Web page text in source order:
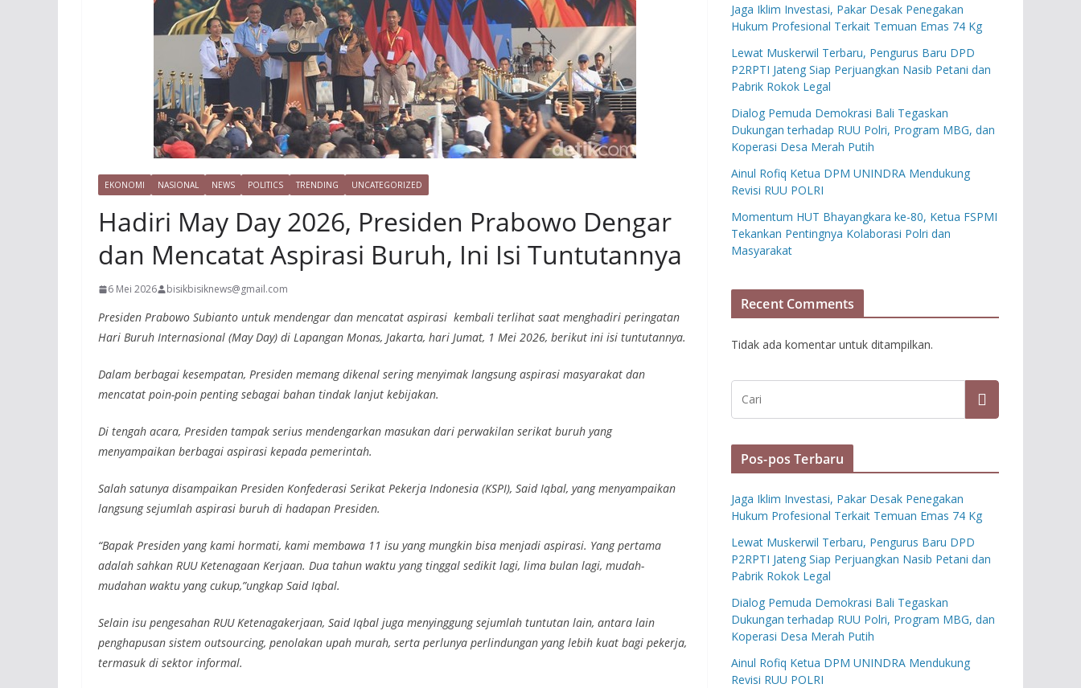
EKONOMI NASIONAL NEWS POLITICS TRENDING UNCATEGORIZED
Hadiri May Day 2026, Presiden Prabowo Dengar
dan Mencatat Aspirasi Buruh, Ini Isi Tuntutannya
6 Mei 2026 bisikbisiknews@gmail.com
Presiden Prabowo Subianto untuk mendengar dan mencatat aspirasi kembali terlihat saat menghadiri peringatan
Hari Buruh Internasional (May Day) di Lapangan Monas, Jakarta, hari Jumat, 1 Mei 2026, berikut ini isi tuntutannya.
Dalam berbagai kesempatan, Presiden memang dikenal sering menyimak langsung aspirasi masyarakat dan
mencatat poin-poin penting sebagai bahan tindak lanjut kebijakan.
Di tengah acara, Presiden tampak serius mendengarkan masukan dari perwakilan serikat buruh yang
menyampaikan berbagai aspirasi kepada pemerintah.
Salah satunya disampaikan Presiden Konfederasi Serikat Pekerja Indonesia (KSPI), Said Iqbal, yang menyampaikan
langsung sejumlah aspirasi buruh di hadapan Presiden.
“Bapak Presiden yang kami hormati, kami membawa 11 isu yang mungkin bisa menjadi aspirasi. Yang pertama
adalah sahkan RUU Ketenagaan Kerjaan. Dua tahun waktu yang tinggal sedikit lagi, lima bulan lagi, mudah-
mudahan waktu yang cukup,”ungkap Said Iqbal.
Selain isu pengesahan RUU Ketenagakerjaan, Said Iqbal juga menyinggung sejumlah tuntutan lain, antara lain
penghapusan sistem outsourcing, penolakan upah murah, serta perlunya perlindungan yang lebih kuat bagi pekerja,
termasuk di sektor informal.
Jaga Iklim Investasi, Pakar Desak Penegakan
Hukum Profesional Terkait Temuan Emas 74 Kg
Lewat Muskerwil Terbaru, Pengurus Baru DPD
P2RPTI Jateng Siap Perjuangkan Nasib Petani dan
Pabrik Rokok Legal
Dialog Pemuda Demokrasi Bali Tegaskan
Dukungan terhadap RUU Polri, Program MBG, dan
Koperasi Desa Merah Putih
Ainul Rofiq Ketua DPM UNINDRA Mendukung
Revisi RUU POLRI
Momentum HUT Bhayangkara ke-80, Ketua FSPMI
Tekankan Pentingnya Kolaborasi Polri dan
Masyarakat
Recent Comments
Tidak ada komentar untuk ditampilkan.
Pos-pos Terbaru
Jaga Iklim Investasi, Pakar Desak Penegakan
Hukum Profesional Terkait Temuan Emas 74 Kg
Lewat Muskerwil Terbaru, Pengurus Baru DPD
P2RPTI Jateng Siap Perjuangkan Nasib Petani dan
Pabrik Rokok Legal
Dialog Pemuda Demokrasi Bali Tegaskan
Dukungan terhadap RUU Polri, Program MBG, dan
Koperasi Desa Merah Putih
Ainul Rofiq Ketua DPM UNINDRA Mendukung
Revisi RUU POLRI